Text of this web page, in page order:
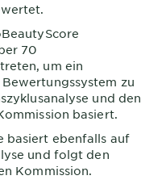
70
um ein
zu
und den
basiert.
basiert ebenfalls auf
und folgt den
Kommission.